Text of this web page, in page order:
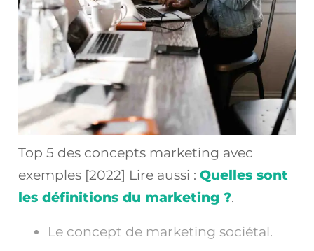
Top 5 des concepts marketing avec
exemples [2022] Lire aussi : Quelles sont
les définitions du marketing ?.
Le concept de marketing sociétal.